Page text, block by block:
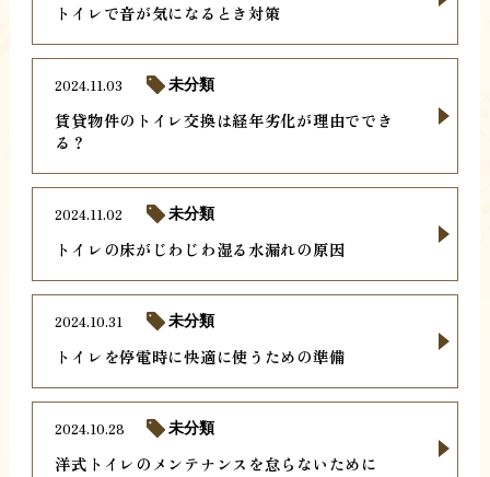
トイレで音が気になるとき対策
賃貸物件のトイレ交換は経年劣化が理由ででき
る？
2024.11.03 未分類
トイレの床がじわじわ湿る水漏れの原因
2024.11.02 未分類
トイレを停電時に快適に使うための準備
2024.10.31 未分類
洋式トイレのメンテナンスを怠らないために
2024.10.28 未分類